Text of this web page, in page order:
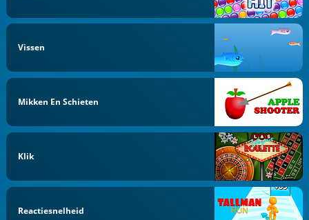
Vissen
Mikken En Schieten
Klik
Reactiesnelheid